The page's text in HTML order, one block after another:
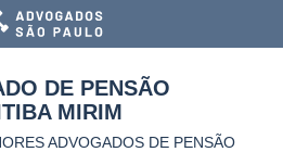
DE PENSÃO
MIRIM
ADVOGADOS DE PENSÃO